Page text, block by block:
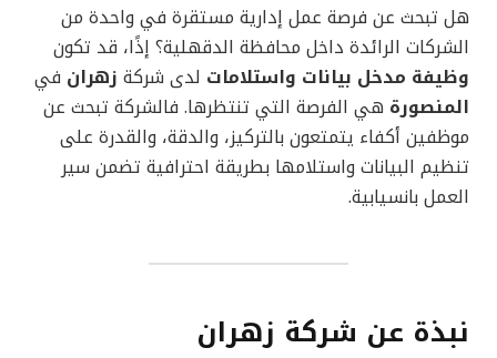
هل تبحث عن فرصة عمل إدارية مستقرة في واحدة من
الشركات الرائدة داخل محافظة الدقهلية؟ إذًا، قد تكون
وظيفة مدخل بيانات واستلامات لدى شركة زهران في
المنصورة هي الفرصة التي تنتظرها. فالشركة تبحث عن
موظفين أكفاء يتمتعون بالتركيز، والدقة، والقدرة على
تنظيم البيانات واستلامها بطريقة احترافية تضمن سير
العمل بانسيابية.
نبذة عن شركة زهران